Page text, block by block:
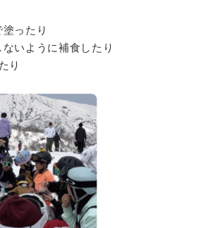
ったり
いように補食したり
り